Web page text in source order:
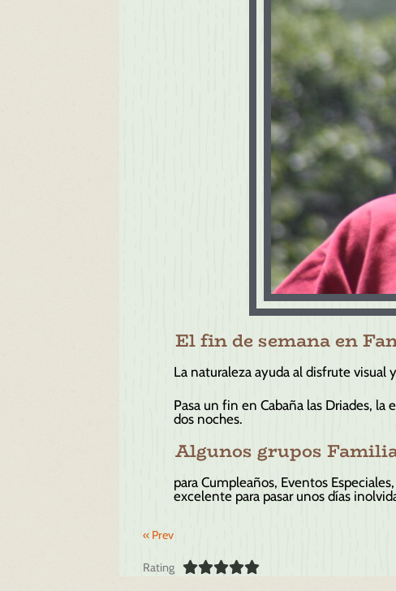
El fin de semana en
La naturaleza ayuda al disfrute
Pasa un fin en Cabaña las Driades, la
dos noches.
Algunos grupos
para Cumpleaños, Eventos
excelente para pasar unos días
« Prev
Rating 